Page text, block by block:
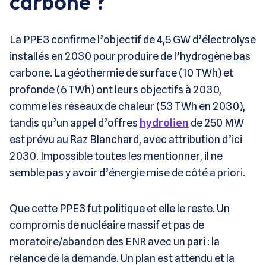
La PPE3 confirme l’objectif de 4,5 GW d’électrolyse
installés en 2030 pour produire de l’hydrogène bas
carbone. La géothermie de surface (10 TWh) et
profonde (6 TWh) ont leurs objectifs à 2030,
comme les réseaux de chaleur (53 TWh en 2030),
tandis qu’un appel d’offres hydrolien de 250 MW
est prévu au Raz Blanchard, avec attribution d’ici
2030. Impossible toutes les mentionner, il ne
semble pas y avoir d’énergie mise de côté a priori.
Que cette PPE3 fut politique et elle le reste. Un
compromis de nucléaire massif et pas de
moratoire/abandon des ENR avec un pari : la
relance de la demande. Un plan est attendu et la